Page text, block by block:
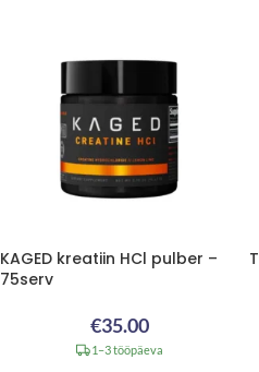
KAGED kreatiin HCl pulber –
75serv
€35.00
1–3 tööpäeva